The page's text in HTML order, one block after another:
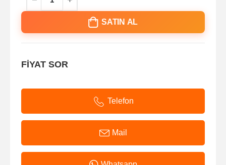
SATIN AL
FİYAT SOR
Telefon
Mail